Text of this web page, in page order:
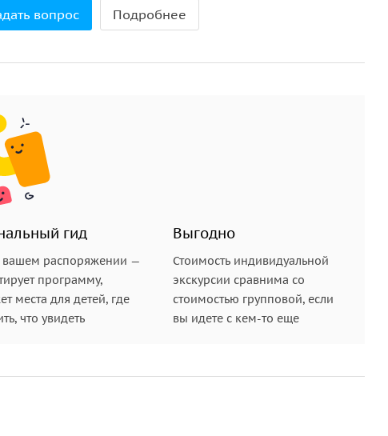
вопрос Подробнее
гид
вашем распоряжении —
программу,
места для детей, где
что увидеть
Выгодно
Стоимость индивидуальной
экскурсии сравнима со
стоимостью групповой, если
вы идете с кем-то еще